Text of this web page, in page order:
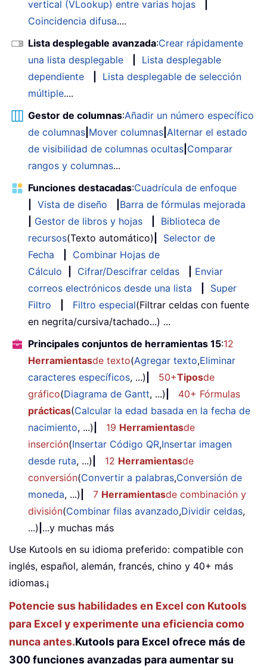
vertical (VLookup) entre varias hojas
Coincidencia difusa....
Lista desplegable avanzada:Crear rápidamente
una lista desplegable
Lista desplegable
dependiente
Lista desplegable de selección
múltiple....
Gestor de columnas:Añadir un número específico
de columnas Mover columnas Alternar el estado
de visibilidad de columnas ocultas Comparar
rangos y columnas...
Funciones destacadas:Cuadrícula de enfoque
Vista de diseño
Barra de fórmulas mejorada
Gestor de libros y hojas
Biblioteca de
recursos(Texto automático)
Selector de
Fecha
Combinar Hojas de
Cálculo
Cifrar/Descifrar celdas
Enviar
correos electrónicos desde una lista
Super
Filtro
Filtro especial(Filtrar celdas con fuente
en negrita/cursiva/tachado...) ...
Principales conjuntos de herramientas 15:12
Herramientasde texto(Agregar texto,Eliminar
caracteres específicos, ...) 50+Tiposde
gráfico(Diagrama de Gantt, ...)
40+ Fórmulas
prácticas(Calcular la edad basada en la fecha de
nacimiento, ...) 19 Herramientasde
inserción(Insertar Código QR,Insertar imagen
desde ruta, ...) 12 Herramientasde
conversión(Convertir a palabras,Conversión de
moneda, ...) 7 Herramientasde combinación y
división(Combinar filas avanzado,Dividir celdas,
...) ...y muchas más
Use Kutools en su idioma preferido: compatible con
inglés, español, alemán, francés, chino y 40+ más
idiomas.¡
Potencie sus habilidades en Excel con Kutools
para Excel y experimente una eficiencia como
nunca antes.Kutools para Excel ofrece más de
300 funciones avanzadas para aumentar su